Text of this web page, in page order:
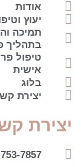
אודות
יעוץ
תמיכה
בתהליך
טיפול
אישית
בלוג
יצירת
יצירת
7857